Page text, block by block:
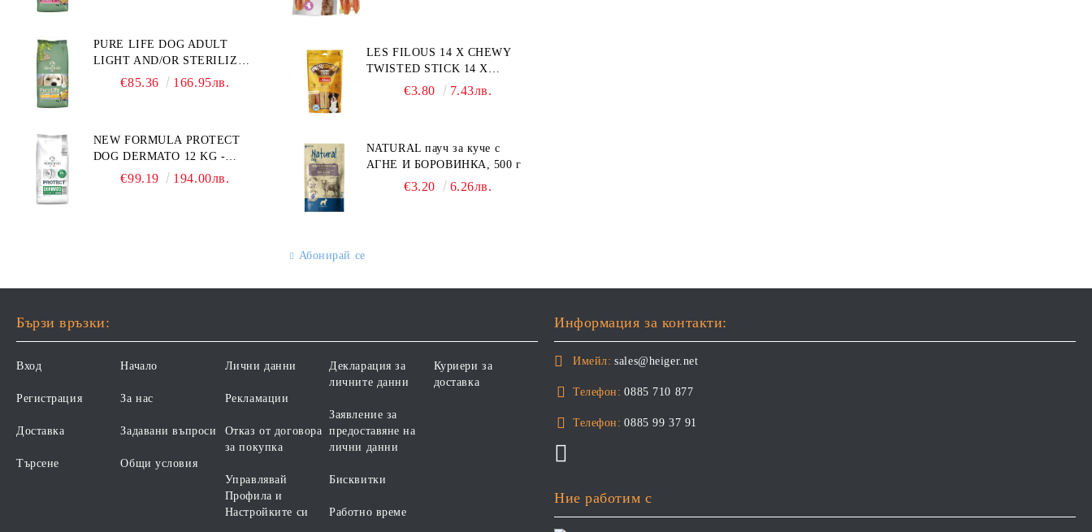
ПОДХОДЯЩА ЗА КУЧЕТА
ОТ ВСИЧКИ ПОРОДИ НА
ВЪЗРАСТ НАД 1 ГОДИНА.
PURE LIFE DOG ADULT
LIGHT AND/OR STERILIZED
WITH CHICKEN 12 КГ -
НАДНОРМЕНО ТЕГЛО И/
ИЛИ КАСТРИРАНИ КУЧЕТА
ОТ ВСИЧКИ ПОРОДИ НА
€85.36 166.95лв.
NEW FORMULA PROTECT
DOG DERMATO 12 KG -
ПЪЛНОЦЕННА ДИЕТИЧНА
ДЕРМАТОЗИ И СИЛНО
КОЗИНА". "НАМАЛЯВАНЕ
ХРАНИ
€99.19 194.00лв.
LES FILOUS 14 X CHEWY
TWISTED STICK 14 X
ДЪВЧАЩИ ДЕНТАЛНИ
€3.80 7.43лв.
NATURAL пауч за куче с
АГНЕ И БОРОВИНКА, 500 г
€3.20 6.26лв.
Абонирай се
Бързи връзки:
Вход
Регистрация
Доставка
Търсене
Начало
За нас
Задавани въпроси
Общи условия
Лични данни
Рекламации
Отказ от договора
за покупка
Управлявай
Профила и
Настройките си
Декларация за
личните данни
Заявление за
предоставяне на
лични данни
Бисквитки
Работно време
Куриери за
доставка
Информация за контакти:
Имейл: sales@heiger.net
Телефон: 0885 710 877
Телефон: 0885 99 37 91
Ние работим с